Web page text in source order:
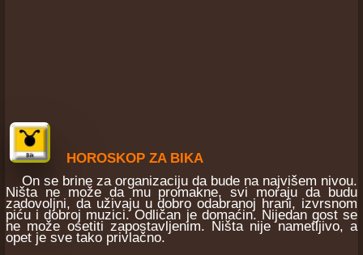
HOROSKOP ZA BIKA
On se brine za organizaciju da bude na najvišem nivou.
Ništa ne može da mu promakne, svi moraju da budu
zadovoljni, da uživaju u dobro odabranoj hrani, izvrsnom
piću i dobroj muzici. Odličan je domaćin. Nijedan gost se
ne može osetiti zapostavljenim. Ništa nije nametljivo, a
opet je sve tako privlačno.